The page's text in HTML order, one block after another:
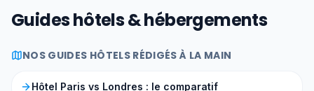
Guides hôtels & hébergements
NOS GUIDES HÔTELS RÉDIGÉS À LA MAIN
Hôtel Paris vs Londres : le comparatif